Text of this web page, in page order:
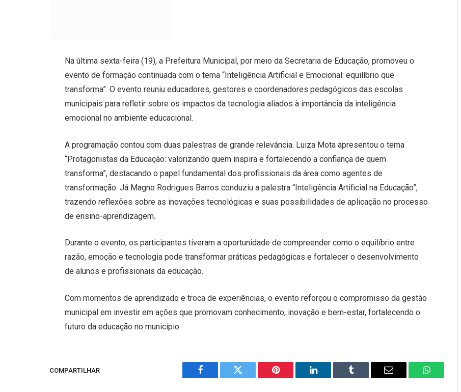
Na última sexta-feira (19), a Prefeitura Municipal, por meio da Secretaria de Educação, promoveu o
evento de formação continuada com o tema “Inteligência Artificial e Emocional: equilíbrio que
transforma”. O evento reuniu educadores, gestores e coordenadores pedagógicos das escolas
municipais para refletir sobre os impactos da tecnologia aliados à importância da inteligência
emocional no ambiente educacional.
A programação contou com duas palestras de grande relevância. Luiza Mota apresentou o tema
“Protagonistas da Educação: valorizando quem inspira e fortalecendo a confiança de quem
transforma”, destacando o papel fundamental dos profissionais da área como agentes de
transformação. Já Magno Rodrigues Barros conduziu a palestra “Inteligência Artificial na Educação”,
trazendo reflexões sobre as inovações tecnológicas e suas possibilidades de aplicação no processo
de ensino-aprendizagem.
Durante o evento, os participantes tiveram a oportunidade de compreender como o equilíbrio entre
razão, emoção e tecnologia pode transformar práticas pedagógicas e fortalecer o desenvolvimento
de alunos e profissionais da educação.
Com momentos de aprendizado e troca de experiências, o evento reforçou o compromisso da gestão
municipal em investir em ações que promovam conhecimento, inovação e bem-estar, fortalecendo o
futuro da educação no município.
COMPARTILHAR
Facebook Twitter Pinterest LinkedIn Tumblr Email WhatsApp